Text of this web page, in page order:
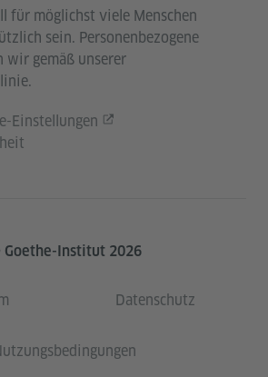
für möglichst viele Menschen
sein. Personenbezogene
wir gemäß unserer
Einstellungen
Institut 2026
Datenschutz